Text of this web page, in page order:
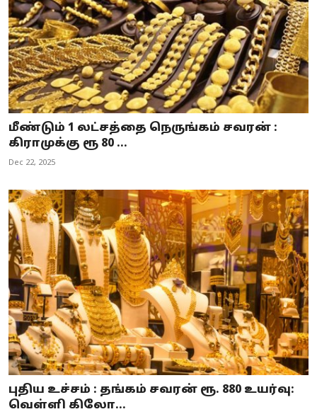
மீண்டும் 1 லட்சத்தை நெருங்கம் சவரன் :
கிராமுக்கு ரூ 80 ...
Dec 22, 2025
புதிய உச்சம் : தங்கம் சவரன் ரூ. 880 உயர்வு:
வெள்ளி கிலோ...